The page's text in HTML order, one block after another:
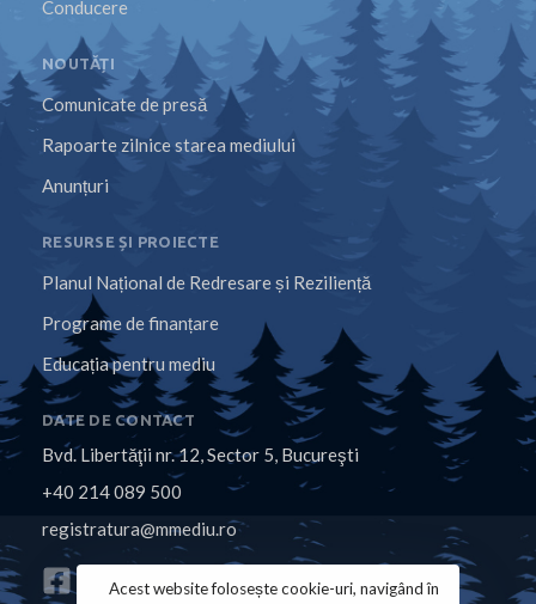
Conducere
NOUTĂȚI
Comunicate de presă
Rapoarte zilnice starea mediului
Anunțuri
RESURSE ȘI PROIECTE
Planul Național de Redresare și Reziliență
Programe de finanțare
Educația pentru mediu
DATE DE CONTACT
Bvd. Libertăţii nr. 12, Sector 5, Bucureşti
+40 214 089 500
registratura@mmediu.ro
Acest website folosește cookie-uri, navigând în